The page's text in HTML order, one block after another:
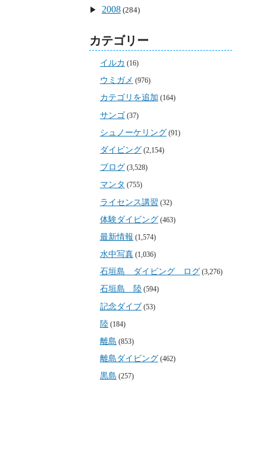
2008(284)
カテゴリー
イルカ (16)
ウミガメ (976)
カテゴリを追加 (164)
サンゴ(37)
シュノーケリング(91)
ダイビング (2,154)
ブログ (3,528)
マンタ (755)
ライセンス講習 (32)
体験ダイビング(463)
最新情報 (1,574)
水中写真(1,036)
石垣島 ダイビング ログ (3,276)
石垣島 陸(594)
記念ダイブ (53)
陸(184)
離島 (853)
離島ダイビング (462)
黒島 (257)